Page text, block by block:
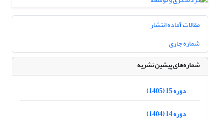
مقالات آماده انتشار
شماره جاری
شماره‌های پیشین نشریه
دوره 15 (1405)
دوره 14 (1404)